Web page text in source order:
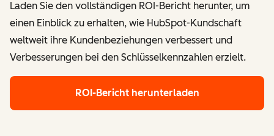
Laden Sie den vollständigen ROI-Bericht herunter, um
einen Einblick zu erhalten, wie HubSpot-Kundschaft
weltweit ihre Kundenbeziehungen verbessert und
Verbesserungen bei den Schlüsselkennzahlen erzielt.
ROI-Bericht herunterladen